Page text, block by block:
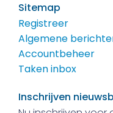
Sitemap
Registreer
Algemene
Accountbeheer
Taken inbox
Inschrijven